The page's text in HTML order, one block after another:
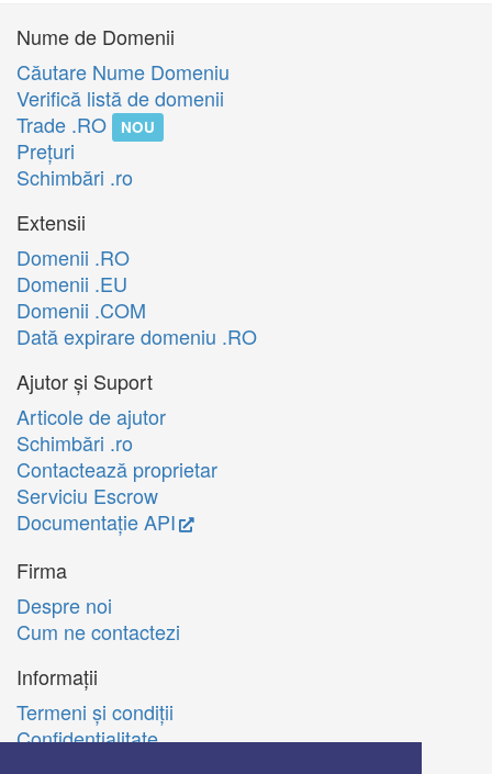
Nume de Domenii
Căutare Nume Domeniu
Verifică listă de domenii
Trade .RO
NOU
Preţuri
Schimbări .ro
Extensii
Domenii .RO
Domenii .EU
Domenii .COM
Dată expirare domeniu .RO
Ajutor și Suport
Articole de ajutor
Schimbări .ro
Contactează proprietar
Serviciu Escrow
Documentație API
Firma
Despre noi
Cum ne contactezi
Informații
Termeni şi condiţii
Confidenţialitate